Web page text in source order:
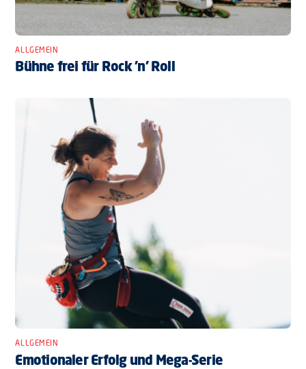
ALLGEMEIN
Bühne frei für Rock ’n’ Roll
ALLGEMEIN
Emotionaler Erfolg und Mega-Serie